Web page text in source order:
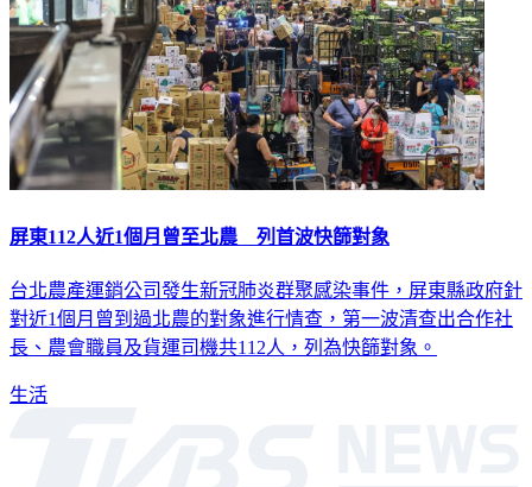
屏東112人近1個月曾至北農 列首波快篩對象
台北農產運銷公司發生新冠肺炎群聚感染事件，屏東縣政府針
對近1個月曾到過北農的對象進行情查，第一波清查出合作社
長、農會職員及貨運司機共112人，列為快篩對象。
生活